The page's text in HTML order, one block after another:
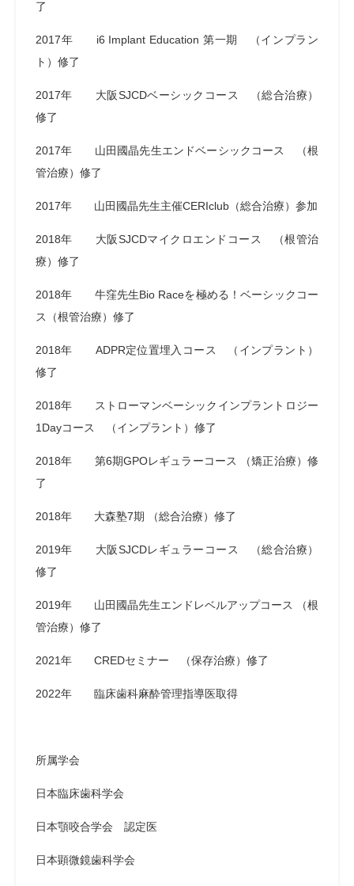
了
2017年 i6 Implant Education 第一期 （インプラン
ト）修了
2017年 大阪SJCDベーシックコース （総合治療）
修了
2017年 山田國晶先生エンドベーシックコース （根
管治療）修了
2017年 山田國晶先生主催CERIclub（総合治療）参加
2018年 大阪SJCDマイクロエンドコース （根管治
療）修了
2018年 牛窪先生Bio Raceを極める！ベーシックコー
ス（根管治療）修了
2018年 ADPR定位置埋入コース （インプラント）
修了
2018年 ストローマンベーシックインプラントロジー
1Dayコース （インプラント）修了
2018年 第6期GPOレギュラーコース （矯正治療）修
了
2018年 大森塾7期 （総合治療）修了
2019年 大阪SJCDレギュラーコース （総合治療）
修了
2019年 山田國晶先生エンドレベルアップコース （根
管治療）修了
2021年 CREDセミナー （保存治療）修了
2022年 臨床歯科麻酔管理指導医取得
所属学会
日本臨床歯科学会
日本顎咬合学会 認定医
日本顕微鏡歯科学会